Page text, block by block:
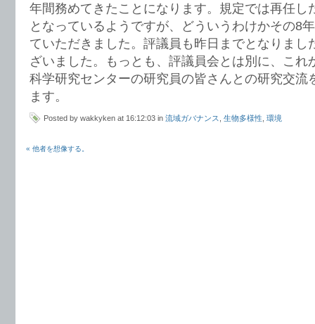
年間務めてきたことになります。規定では再任し
となっているようですが、どういうわけかその8
ていただきました。評議員も昨日までとなりまし
ざいました。もっとも、評議員会とは別に、これ
科学研究センターの研究員の皆さんとの研究交流
ます。
Posted by wakkyken at 16:12:03 in 流域ガバナンス 生物多様性 環境
« 他者を想像する。